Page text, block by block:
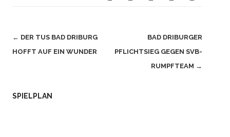
Beitragsnavigation
← DER TUS BAD DRIBURG
HOFFT AUF EIN WUNDER
BAD DRIBURGER
PFLICHTSIEG GEGEN SVB-
RUMPFTEAM →
SPIELPLAN